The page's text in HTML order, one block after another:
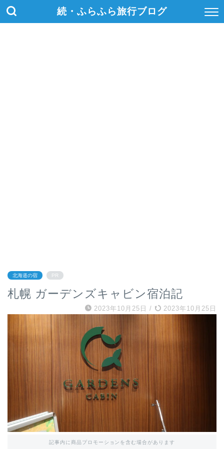
続・ふらふら旅行ブログ
北海道の宿 PR
札幌 ガーデンズキャビン宿泊記
2023年10月25日 / 2023年10月25日
記事内に商品プロモーションを含む場合があります